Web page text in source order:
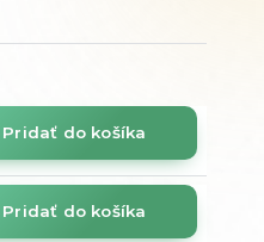
Pridať do košíka
Pridať do košíka